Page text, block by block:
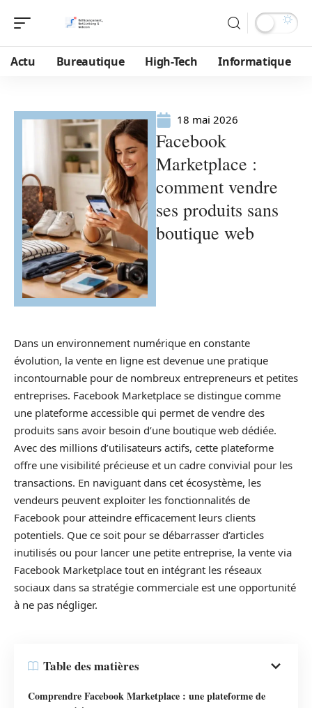
Actu Bureautique High-Tech Informatique
18 mai 2026
Facebook
Marketplace :
comment vendre
ses produits sans
boutique web
Dans un environnement numérique en constante
évolution, la vente en ligne est devenue une pratique
incontournable pour de nombreux entrepreneurs et petites
entreprises. Facebook Marketplace se distingue comme
une plateforme accessible qui permet de vendre des
produits sans avoir besoin d’une boutique web dédiée.
Avec des millions d’utilisateurs actifs, cette plateforme
offre une visibilité précieuse et un cadre convivial pour les
transactions. En naviguant dans cet écosystème, les
vendeurs peuvent exploiter les fonctionnalités de
Facebook pour atteindre efficacement leurs clients
potentiels. Que ce soit pour se débarrasser d’articles
inutilisés ou pour lancer une petite entreprise, la vente via
Facebook Marketplace tout en intégrant les réseaux
sociaux dans sa stratégie commerciale est une opportunité
à ne pas négliger.
Table des matières
Comprendre Facebook Marketplace : une plateforme de